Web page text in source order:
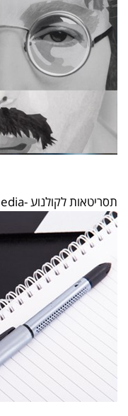
תסריטאות לקולנוע -new media